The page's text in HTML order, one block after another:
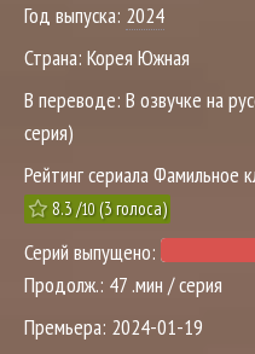
Год выпуска: 2024
Страна: Корея Южная
В переводе: В озвучке на
серия)
Рейтинг сериала Фамильное
8.3/10(3голоса)
Серий выпущено:
Продолж.: 47 .мин / серия
Премьера: 2024-01-19